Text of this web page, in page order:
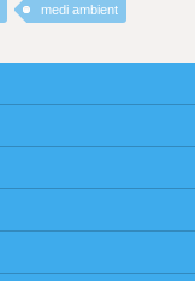
medi ambient